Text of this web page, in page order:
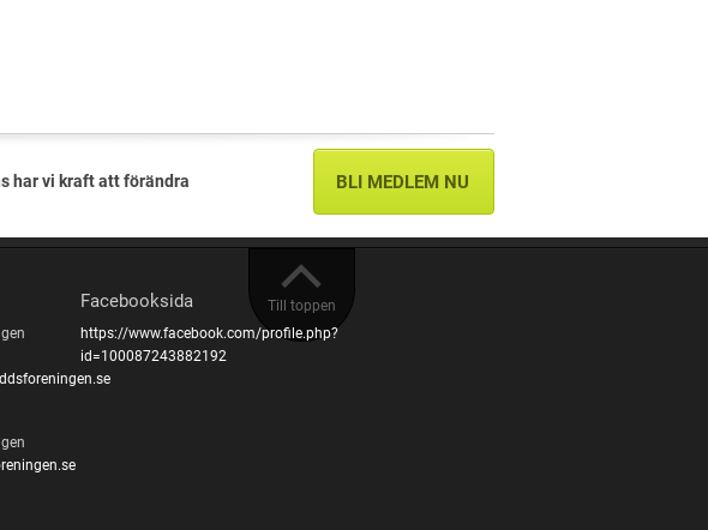
har vi kraft att förändra BLI MEDLEM NU
Till toppen
Facebooksida
https://www.facebook.com/profile.php?
id=100087243882192